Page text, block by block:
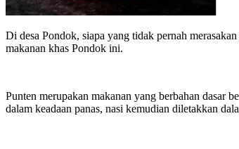
Di desa Pondok, siapa yang tidak pernah
makanan khas Pondok ini.
Punten merupakan makanan yang berbahan dasar
dalam keadaan panas, nasi kemudian diletakkan